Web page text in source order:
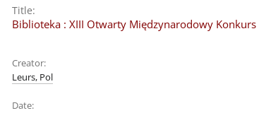
Title:
Biblioteka : XIII Otwarty Międzynarodowy
Creator:
Leurs, Pol
Date: